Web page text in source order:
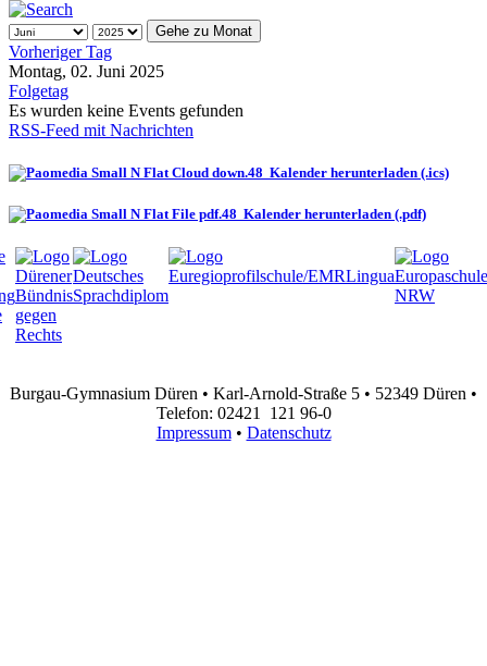
Gehe zu Monat
Vorheriger Tag
Montag, 02. Juni 2025
Folgetag
Es wurden keine Events gefunden
RSS-Feed mit Nachrichten
Kalender herunterladen (.ics)
Kalender herunterladen (.pdf)
Burgau-Gymnasium Düren • Karl-Arnold-Straße 5 • 52349 Düren •
Telefon: 02421 121 96-0
Impressum• Datenschutz